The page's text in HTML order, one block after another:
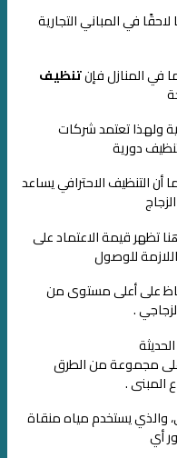
في المباني التجارية
في المنازل فإنتنظيف
ولهذا تعتمد شركات
دورية
أن التنظيف الاحترافي يساعد
تظهر قيمة الاعتماد على
للوصول
على أعلى مستوى من
.
مجموعة من الطرق
المبنى .
والذي يستخدم مياه منقاة
أي